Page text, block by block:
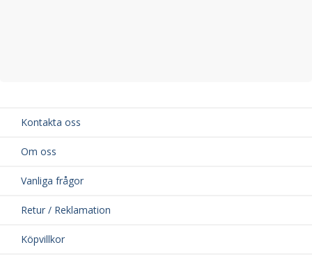
Kontakta oss
Om oss
Vanliga frågor
Retur / Reklamation
Köpvillkor